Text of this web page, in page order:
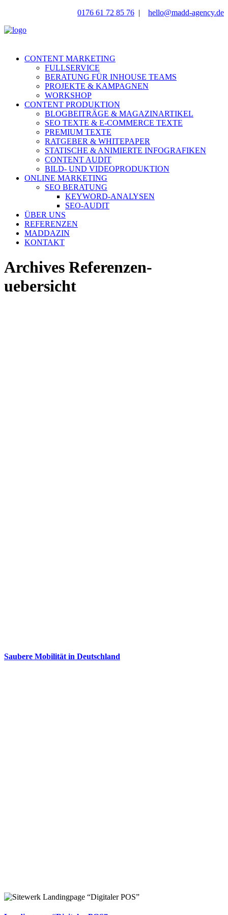
0176 61 72 85 76 | hello@madd-agency.de
CONTENT MARKETING
FULLSERVICE
BERATUNG FÜR INHOUSE TEAMS
PROJEKTE & KAMPAGNEN
WORKSHOP
CONTENT PRODUKTION
BLOGBEITRÄGE & MAGAZINARTIKEL
SEO TEXTE & E-COMMERCE TEXTE
PREMIUM TEXTE
RATGEBER & WHITEPAPER
STATISCHE & ANIMIERTE INFOGRAFIKEN
CONTENT AUDIT
BILD- UND VIDEOPRODUKTION
ONLINE MARKETING
SEO BERATUNG
KEYWORD-ANALYSEN
SEO-AUDIT
ÜBER UNS
REFERENZEN
MADDAZIN
KONTAKT
Archives Referenzen-
uebersicht
Saubere Mobilität in Deutschland